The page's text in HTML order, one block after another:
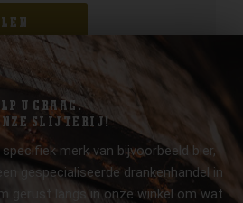
U GRAAG.
SLIJTERIJ!
merk van bijvoorbeeld bier,
gespecialiseerde drankenhandel in
gerust langs in onze winkel om wat